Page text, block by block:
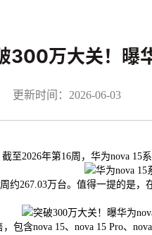
300万大关！曝
更新时间：2026-06-03
2026年第16周，华为nova 15系
267.03万台。值得一提的是
含nova 15、nova 15 Pro、